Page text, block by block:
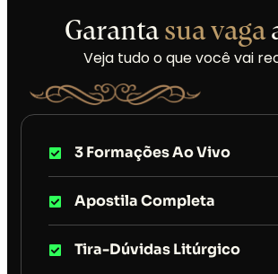
Garantasua vaga
Veja tudo o que você vai
3 Formações Ao Vivo
Apostila Completa
Tira-Dúvidas Litúrgico